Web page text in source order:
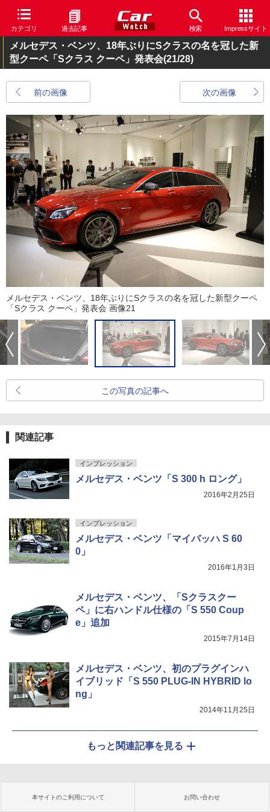
カテゴリ 過去記事 検索 Impressサイト
メルセデス・ベンツ、18年ぶりにSクラスの名を冠した新
型クーペ「Sクラス クーペ」発表会(21/28)
前の画像 次の画像
メルセデス・ベンツ、18年ぶりにSクラスの名を冠した新型クーペ
「Sクラス クーペ」発表会 画像21
この写真の記事へ
関連記事
インプレッション
メルセデス・ベンツ「S 300 h ロング」
2016年2月25日
インプレッション
メルセデス・ベンツ「マイバッハ S 60
0」
2016年1月3日
メルセデス・ベンツ、「Sクラスクー
ペ」に右ハンドル仕様の「S 550 Coup
e」追加
2015年7月14日
メルセデス・ベンツ、初のプラグインハ
イブリッド「S 550 PLUG-IN HYBRID lo
ng」
2014年11月25日
もっと関連記事を見る
本サイトのご利用について お問い合わせ